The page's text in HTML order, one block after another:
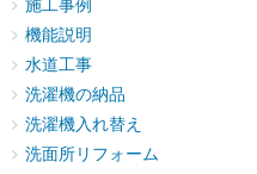
施工事例
機能説明
水道工事
洗濯機の納品
洗濯機入れ替え
洗面所リフォーム